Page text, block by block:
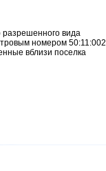
разрешенного вида
номером 50:11:002
вблизи поселка